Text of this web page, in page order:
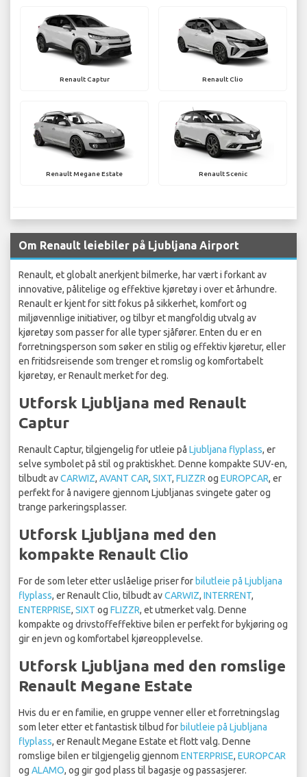
Renault Captur Renault Clio
Renault Megane Estate Renault Scenic
Om Renault leiebiler på Ljubljana Airport
Renault, et globalt anerkjent bilmerke, har vært i forkant av
innovative, pålitelige og effektive kjøretøy i over et århundre.
Renault er kjent for sitt fokus på sikkerhet, komfort og
miljøvennlige initiativer, og tilbyr et mangfoldig utvalg av
kjøretøy som passer for alle typer sjåfører. Enten du er en
forretningsperson som søker en stilig og effektiv kjøretur, eller
en fritidsreisende som trenger et romslig og komfortabelt
kjøretøy, er Renault merket for deg.
Utforsk Ljubljana med Renault
Captur
Renault Captur, tilgjengelig for utleie på Ljubljana flyplass, er
selve symbolet på stil og praktiskhet. Denne kompakte SUV-en,
tilbudt avCARWIZ, AVANT CAR, SIXT, FLIZZR og EUROPCAR, er
perfekt for å navigere gjennom Ljubljanas svingete gater og
trange parkeringsplasser.
Utforsk Ljubljana med den
kompakte Renault Clio
For de som leter etter uslåelige priser for bilutleie på Ljubljana
flyplass, er Renault Clio, tilbudt avCARWIZ, INTERRENT,
ENTERPRISE, SIXT og FLIZZR, et utmerket valg. Denne
kompakte og drivstoffeffektive bilen er perfekt for bykjøring og
gir en jevn og komfortabel kjøreopplevelse.
Utforsk Ljubljana med den romslige
Renault Megane Estate
Hvis du er en familie, en gruppe venner eller et forretningslag
som leter etter et fantastisk tilbud for bilutleie på Ljubljana
flyplass, er Renault Megane Estate et flott valg. Denne
romslige bilen er tilgjengelig gjennom ENTERPRISE, EUROPCAR
og ALAMO, og gir god plass til bagasje og passasjerer.